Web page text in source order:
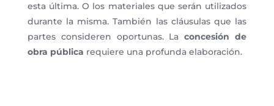
esta última. O los materiales que serán utilizados
durante la misma. También las cláusulas que las
partes consideren oportunas. Laconcesión de
obra pública requiere una profunda elaboración.